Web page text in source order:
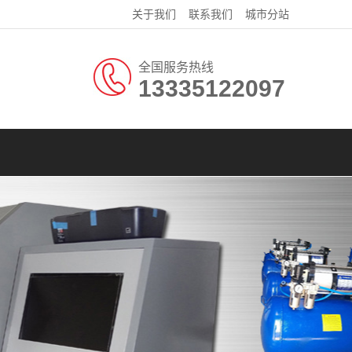
关于我们 联系我们 城市分站
全国服务热线
13335122097